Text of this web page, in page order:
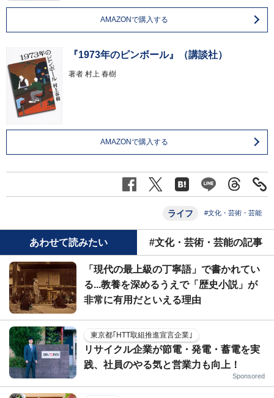
AMAZONで購入する
『1973年のピンボール』（講談社）
著者 村上 春樹
AMAZONで購入する
ライフ #文化・芸術・芸能
あわせて読みたい #文化・芸術・芸能の記事
「現代の最上級の丁寧語」で書かれてい
る...教養を深めるうえで「歴史小説」が
非常に有用だといえる理由
東京都｢HTT取組推進宣言企業｣
リサイクル企業が節電・発電・蓄電を実
践、社員のやる気と営業力も向上！
Sponsored